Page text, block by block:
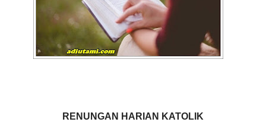
RENUNGAN HARIAN KATOLIK